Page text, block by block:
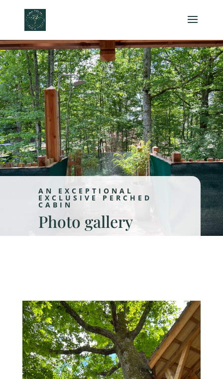
AN EXCEPTIONAL
EXCLUSIVE PERCHED
CABIN
Photo gallery